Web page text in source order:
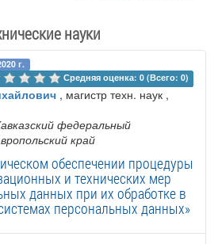
науки
г.
Средняя оценка: 0 (Всего: 0)
, магистр техн. наук ,
федеральный
край
обеспечении процедуры
и технических мер
данных при их обработке в
персональных данных»